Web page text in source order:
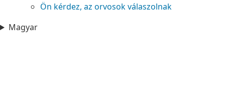
Ön kérdez, az orvosok válaszolnak
Magyar